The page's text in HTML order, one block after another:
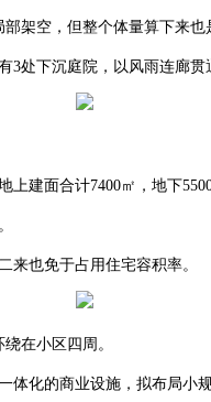
架空，但整个体量算下来也
下沉庭院，以风雨连廊贯
建面合计7400㎡，地下
也免于占用住宅容积率。
在小区四周。
化的商业设施，拟布局小